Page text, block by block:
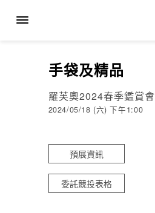
手袋及精品
羅芙奧2024春季鑑賞會
2024/05/18 (六) 下午1:00
預展資訊
委託競投表格